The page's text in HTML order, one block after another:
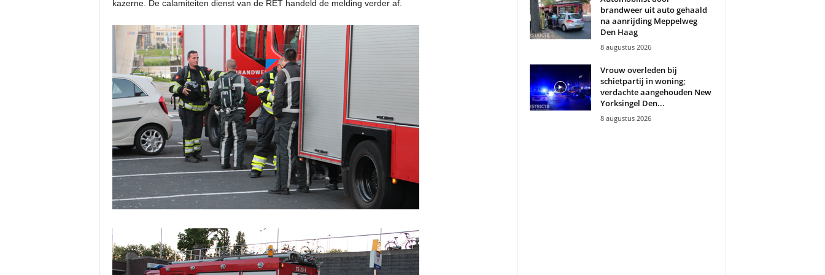
kazerne. De calamiteiten dienst van de RET handeld de melding verder af.
brandweer uit auto gehaald
na aanrijding Meppelweg
Den Haag
8 augustus 2026
Vrouw overleden bij
schietpartij in woning;
verdachte aangehouden New
Yorksingel Den...
8 augustus 2026